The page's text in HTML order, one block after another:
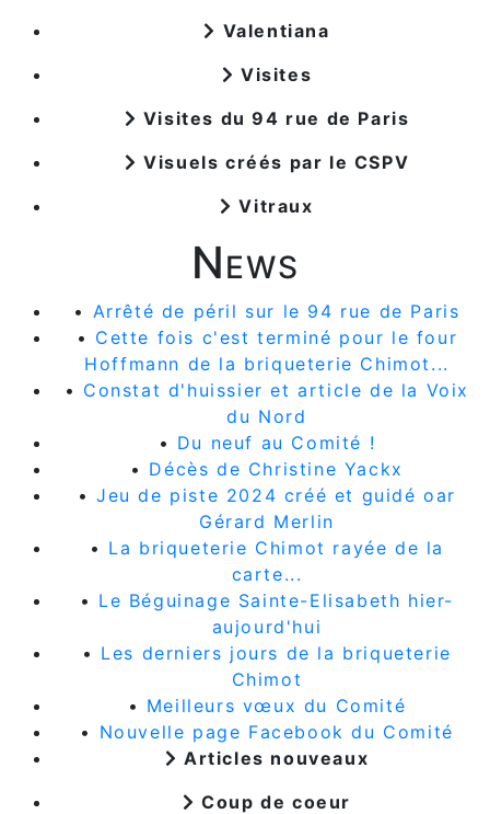
Valentiana
Visites
Visites du 94 rue de Paris
Visuels créés par le CSPV
Vitraux
News
• Arrêté de péril sur le 94 rue de Paris
• Cette fois c'est terminé pour le four
Hoffmann de la briqueterie Chimot...
• Constat d'huissier et article de la Voix
du Nord
• Du neuf au Comité !
• Décès de Christine Yackx
•Jeu de piste 2024 créé et guidé oar
Gérard Merlin
• La briqueterie Chimot rayée de la
carte...
• Le Béguinage Sainte-Elisabeth hier-
aujourd'hui
• Les derniers jours de la briqueterie
Chimot
• Meilleurs vœux du Comité
• Nouvelle page Facebook du Comité
Articles nouveaux
Coup de coeur